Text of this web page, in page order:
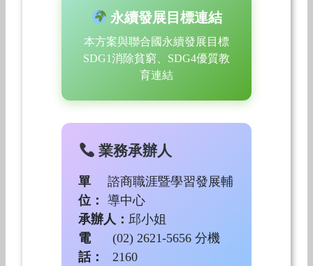
永續發展目標連結
本方案與聯合國永續發展目標
SDG1消除貧窮、SDG4優質教
育連結
業務承辦人
單
位：
諮商職涯暨學習發展輔
導中心
承辦人：邱小姐
電
話：
(02) 2621-5656 分機
2160